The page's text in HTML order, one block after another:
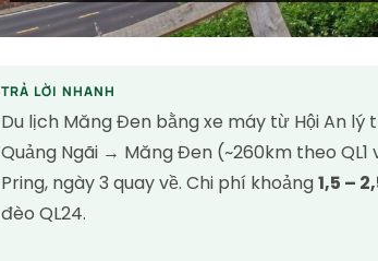
TRẢ LỜI NHANH
Du lịch Măng Đen bằng xe máy từ Hội An
Quảng Ngãi → Măng Đen (~260km theo
Pring, ngày 3 quay về. Chi phí khoảng1,5 –
đèo QL24.